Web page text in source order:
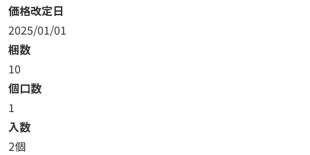
価格改定日
2025/01/01
梱数
10
個口数
1
入数
2個